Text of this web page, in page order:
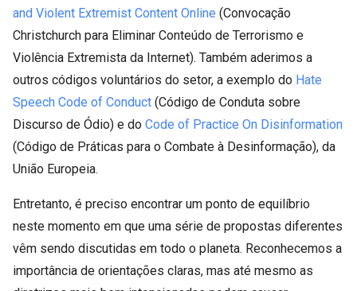
and Violent Extremist Content Online (Convocação
Christchurch para Eliminar Conteúdo de Terrorismo e
Violência Extremista da Internet). Também aderimos a
outros códigos voluntários do setor, a exemplo do Hate
Speech Code of Conduct (Código de Conduta sobre
Discurso de Ódio) e do Code of Practice On Disinformation
(Código de Práticas para o Combate à Desinformação), da
União Europeia.
Entretanto, é preciso encontrar um ponto de equilíbrio
neste momento em que uma série de propostas diferentes
vêm sendo discutidas em todo o planeta. Reconhecemos a
importância de orientações claras, mas até mesmo as